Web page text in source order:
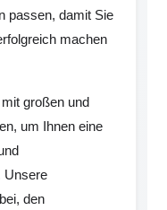
passen, damit Sie
machen
großen und
um Ihnen eine
Unsere
den